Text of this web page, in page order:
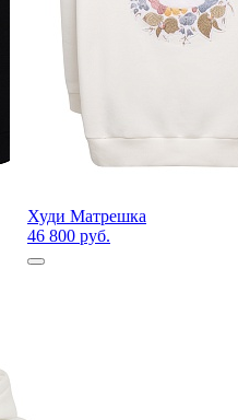
Худи Матрешка
46 800 руб.